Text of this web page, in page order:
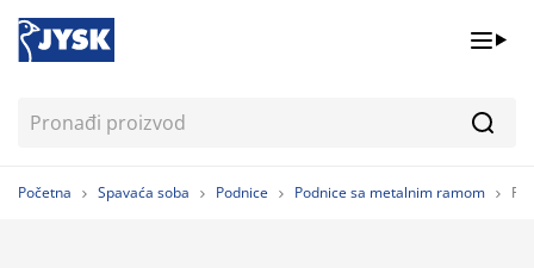
Početna Spavaća soba Podnice Podnice sa metalnim ramom